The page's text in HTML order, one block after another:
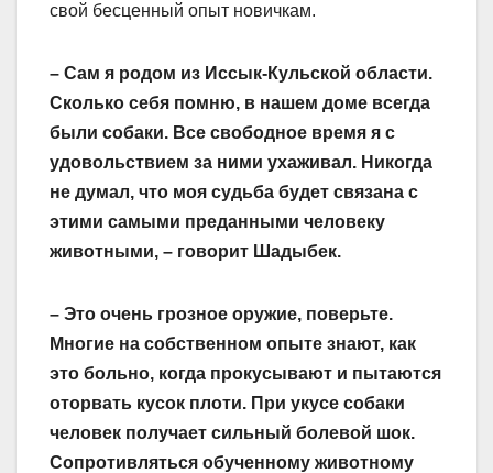
свой бесценный опыт новичкам.
– Сам я родом из Иссык-Кульской области.
Сколько себя помню, в нашем доме всегда
были собаки. Все свободное время я с
удовольствием за ними ухаживал. Никогда
не думал, что моя судьба будет связана с
этими самыми преданными человеку
животными, – говорит Шадыбек.
– Это очень грозное оружие, поверьте.
Многие на собственном опыте знают, как
это больно, когда прокусывают и пытаются
оторвать кусок плоти. При укусе собаки
человек получает сильный болевой шок.
Сопротивляться обученному животному